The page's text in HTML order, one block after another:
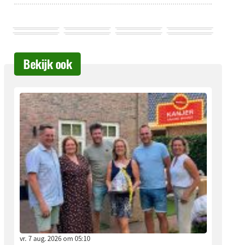
Bekijk ook
vr. 7 aug. 2026 om 05:10